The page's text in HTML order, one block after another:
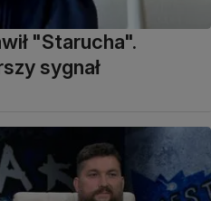
"Starucha".
sygnał